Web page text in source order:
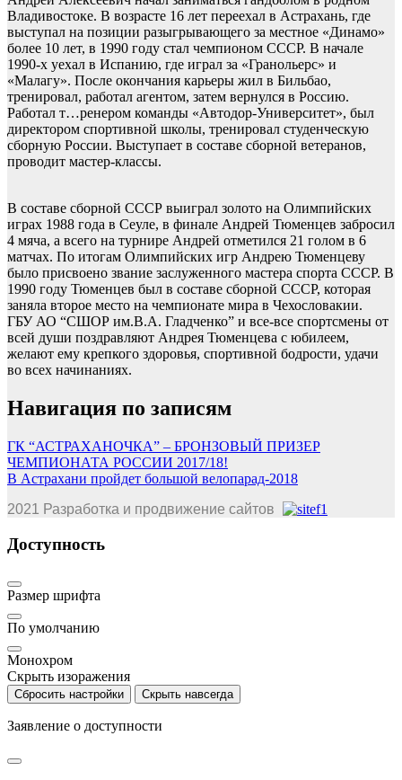
Владивостоке. В возрасте 16 лет переехал в Астрахань, где
выступал на позиции разыгрывающего за местное «Динамо»
более 10 лет, в 1990 году стал чемпионом СССР. В начале
1990-х уехал в Испанию, где играл за «Гранольерс» и
«Малагу». После окончания карьеры жил в Бильбао,
тренировал, работал агентом, затем вернулся в Россию.
Работал т…ренером команды «Автодор-Университет», был
директором спортивной школы, тренировал студенческую
сборную России. Выступает в составе сборной ветеранов,
проводит мастер-классы.
В составе сборной СССР выиграл золото на Олимпийских
играх 1988 года в Сеуле, в финале Андрей Тюменцев забросил
4 мяча, а всего на турнире Андрей отметился 21 голом в 6
матчах. По итогам Олимпийских игр Андрею Тюменцеву
было присвоено звание заслуженного мастера спорта СССР. В
1990 году Тюменцев был в составе сборной СССР, которая
заняла второе место на чемпионате мира в Чехословакии.
ГБУ АО “СШОР им.В.А. Гладченко” и все-все спортсмены от
всей души поздравляют Андрея Тюменцева с юбилеем,
желают ему крепкого здоровья, спортивной бодрости, удачи
во всех начинаниях.
Навигация по записям
ГК “АСТРАХАНОЧКА” – БРОНЗОВЫЙ ПРИЗЕР
ЧЕМПИОНАТА РОССИИ 2017/18!
В Астрахани пройдет большой велопарад-2018
2021 Разработка и продвижение сайтов
Доступность
Размер шрифта
По умолчанию
Монохром
Скрыть изоражения
Сбросить настройки Скрыть навсегда
Заявление о доступности